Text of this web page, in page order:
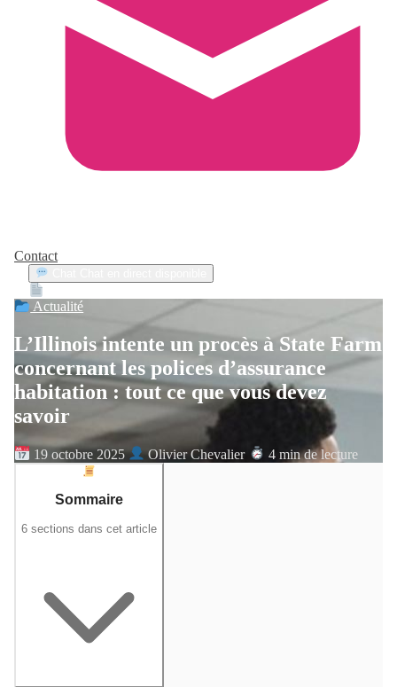
Contact
Actualité
L’Illinois intente un procès à State Farm
concernant les polices d’assurance
habitation : tout ce que vous devez
savoir
19 octobre 2025 Olivier Chevalier 4 min de lecture
Sommaire
6 sections dans cet article